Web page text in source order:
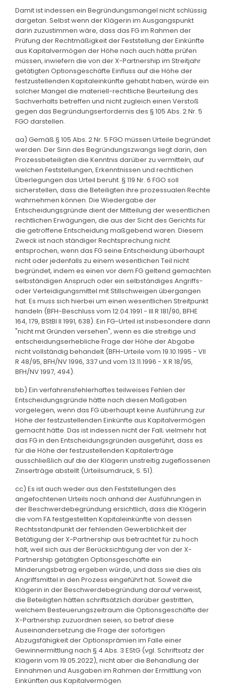
Damit ist indessen ein Begründungsmangel nicht schlüssig
dargetan. Selbst wenn der Klägerin im Ausgangspunkt
darin zuzustimmen wäre, dass das FG im Rahmen der
Prüfung der Rechtmäßigkeit der Feststellung der Einkünfte
aus Kapitalvermögen der Höhe nach auch hätte prüfen
müssen, inwiefern die von der X-Partnership im Streitjahr
getätigten Optionsgeschäfte Einfluss auf die Höhe der
festzustellenden Kapitaleinkünfte gehabt haben, würde ein
solcher Mangel die materiell-rechtliche Beurteilung des
Sachverhalts betreffen und nicht zugleich einen Verstoß
gegen das Begründungserfordernis des § 105 Abs. 2 Nr. 5
FGO darstellen.
aa) Gemäß § 105 Abs. 2 Nr. 5 FGO müssen Urteile begründet
werden. Der Sinn des Begründungszwangs liegt darin, den
Prozessbeteiligten die Kenntnis darüber zu vermitteln, auf
welchen Feststellungen, Erkenntnissen und rechtlichen
Überlegungen das Urteil beruht. § 119 Nr. 6 FGO soll
sicherstellen, dass die Beteiligten ihre prozessualen Rechte
wahrnehmen können. Die Wiedergabe der
Entscheidungsgründe dient der Mitteilung der wesentlichen
rechtlichen Erwägungen, die aus der Sicht des Gerichts für
die getroffene Entscheidung maßgebend waren. Diesem
Zweck ist nach ständiger Rechtsprechung nicht
entsprochen, wenn das FG seine Entscheidung überhaupt
nicht oder jedenfalls zu einem wesentlichen Teil nicht
begründet, indem es einen vor dem FG geltend gemachten
selbständigen Anspruch oder ein selbständiges Angriffs-
oder Verteidigungsmittel mit Stillschweigen übergangen
hat. Es muss sich hierbei um einen wesentlichen Streitpunkt
handeln (BFH-Beschluss vom 12.04.1991 - III R 181/90, BFHE
164, 179, BStBl II 1991, 638). Ein FG-Urteil ist insbesondere dann
"nicht mit Gründen versehen", wenn es die streitige und
entscheidungserhebliche Frage der Höhe der Abgabe
nicht vollständig behandelt (BFH-Urteile vom 19.10.1995 - VII
R 48/95, BFH/NV 1996, 337 und vom 13.11.1996 - X R 18/95,
BFH/NV 1997, 494).
bb) Ein verfahrensfehlerhaftes teilweises Fehlen der
Entscheidungsgründe hätte nach diesen Maßgaben
vorgelegen, wenn das FG überhaupt keine Ausführung zur
Höhe der festzustellenden Einkünfte aus Kapitalvermögen
gemacht hätte. Das ist indessen nicht der Fall; vielmehr hat
das FG in den Entscheidungsgründen ausgeführt, dass es
für die Höhe der festzustellenden Kapitalerträge
ausschließlich auf die der Klägerin unstreitig zugeflossenen
Zinserträge abstellt (Urteilsumdruck, S. 51).
cc) Es ist auch weder aus den Feststellungen des
angefochtenen Urteils noch anhand der Ausführungen in
der Beschwerdebegründung ersichtlich, dass die Klägerin
die vom FA festgestellten Kapitaleinkünfte von dessen
Rechtsstandpunkt der fehlenden Gewerblichkeit der
Betätigung der X-Partnership aus betrachtet für zu hoch
hält, weil sich aus der Berücksichtigung der von der X-
Partnership getätigten Optionsgeschäfte ein
Minderungsbetrag ergeben würde, und dass sie dies als
Angriffsmittel in den Prozess eingeführt hat. Soweit die
Klägerin in der Beschwerdebegründung darauf verweist,
die Beteiligten hätten schriftsätzlich darüber gestritten,
welchem Besteuerungszeitraum die Optionsgeschäfte der
X-Partnership zuzuordnen seien, so betraf diese
Auseinandersetzung die Frage der sofortigen
Abzugsfähigkeit der Optionsprämien im Falle einer
Gewinnermittlung nach § 4 Abs. 3 EStG (vgl. Schriftsatz der
Klägerin vom 19.05.2022), nicht aber die Behandlung der
Einnahmen und Ausgaben im Rahmen der Ermittlung von
Einkünften aus Kapitalvermögen.